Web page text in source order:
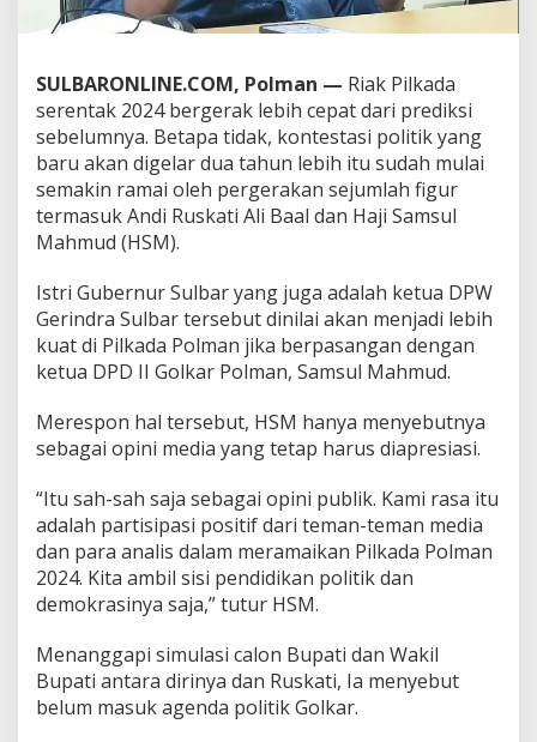
s
k
t
i
,
H
S
M
;
B
u
m
W
a
k
u
n
y
a
B
c
a
r
a
a
s
a
SULBARONLINE.COM, Polman — Riak Pilkada
serentak 2024 bergerak lebih cepat dari prediksi
sebelumnya. Betapa tidak, kontestasi politik yang
baru akan digelar dua tahun lebih itu sudah mulai
semakin ramai oleh pergerakan sejumlah figur
termasuk Andi Ruskati Ali Baal dan Haji Samsul
Mahmud (HSM).
Istri Gubernur Sulbar yang juga adalah ketua DPW
Gerindra Sulbar tersebut dinilai akan menjadi lebih
kuat di Pilkada Polman jika berpasangan dengan
ketua DPD II Golkar Polman, Samsul Mahmud.
Merespon hal tersebut, HSM hanya menyebutnya
sebagai opini media yang tetap harus diapresiasi.
“Itu sah-sah saja sebagai opini publik. Kami rasa itu
adalah partisipasi positif dari teman-teman media
dan para analis dalam meramaikan Pilkada Polman
2024. Kita ambil sisi pendidikan politik dan
demokrasinya saja,” tutur HSM.
Menanggapi simulasi calon Bupati dan Wakil
Bupati antara dirinya dan Ruskati, Ia menyebut
belum masuk agenda politik Golkar.